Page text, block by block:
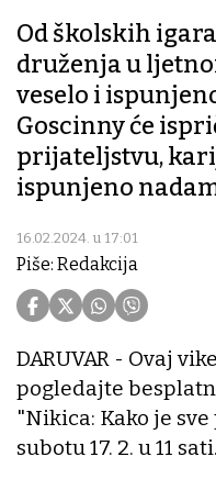
Od školskih
druženja u
veselo i
Goscinny će
prijateljstvu,
ispunjeno
16.02.2024. u 17:01
Piše: Redakcija
DARUVAR - Ovaj
pogledajte
"Nikica: Kako je
subotu 17. 2. u 11 sati.